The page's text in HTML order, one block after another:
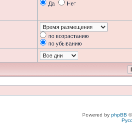
Да Нет
по возрастанию
по убыванию
Powered by phpBB